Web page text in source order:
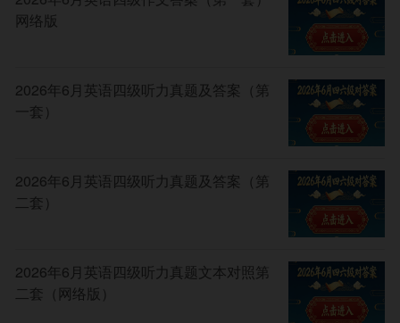
网络版
2026年6月英语四级听力真题及答案（第
一套）
2026年6月英语四级听力真题及答案（第
二套）
2026年6月英语四级听力真题文本对照第
二套（网络版）